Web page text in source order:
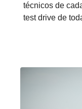
técnicos de
test drive de